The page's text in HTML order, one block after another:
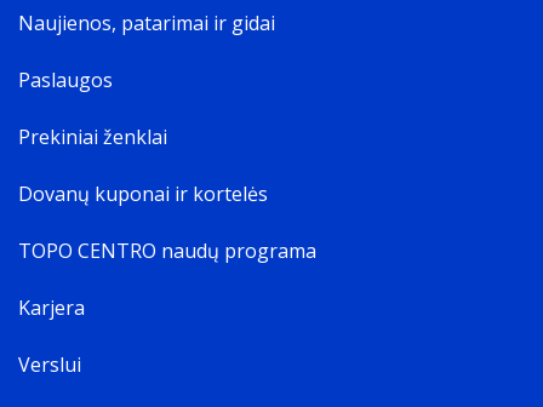
Naujienos, patarimai ir gidai
Paslaugos
Prekiniai ženklai
Dovanų kuponai ir kortelės
TOPO CENTRO naudų programa
Karjera
Verslui